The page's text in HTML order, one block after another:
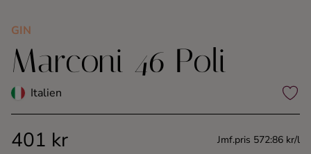
Likör
Shots
GIN
Marconi 46 Poli
Italien
401 kr Jmf.pris 572:86 kr/l